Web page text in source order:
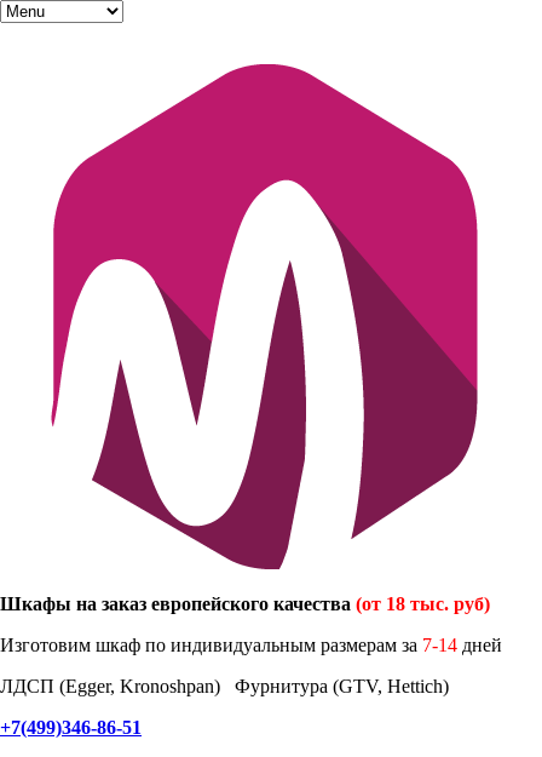
Шкафы на заказ европейского качества (от 18 тыс. руб)
Изготовим шкаф по индивидуальным размерам за 7-14 дней
ЛДСП (Egger, Kronoshpan) Фурнитура (GTV, Hettich)
+7(499)346-86-51